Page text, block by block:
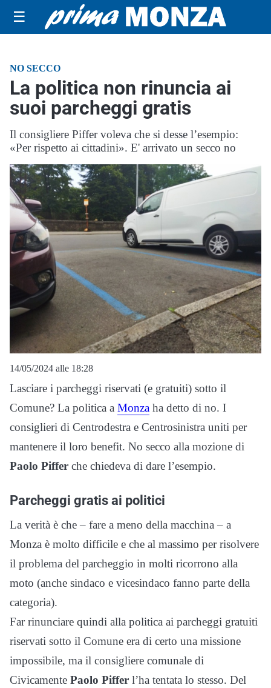
☰
NO SECCO
La politica non rinuncia ai
suoi parcheggi gratis
Il consigliere Piffer voleva che si desse l’esempio:
«Per rispetto ai cittadini». E' arrivato un secco no
14/05/2024 alle 18:28
Lasciare i parcheggi riservati (e gratuiti) sotto il
Comune? La politica a Monza ha detto di no. I
consiglieri di Centrodestra e Centrosinistra uniti per
mantenere il loro benefit. No secco alla mozione di
Paolo Piffer che chiedeva di dare l’esempio.
Parcheggi gratis ai politici
La verità è che – fare a meno della macchina – a
Monza è molto difficile e che al massimo per risolvere
il problema del parcheggio in molti ricorrono alla
moto (anche sindaco e vicesindaco fanno parte della
categoria).
Far rinunciare quindi alla politica ai parcheggi gratuiti
riservati sotto il Comune era di certo una missione
impossibile, ma il consigliere comunale di
Civicamente Paolo Piffer l’ha tentata lo stesso. Del